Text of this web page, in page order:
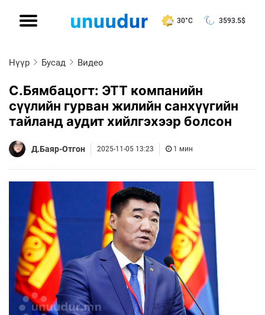
30°C 3593.5$
Нүүр Бусад Видео
С.Бямбацогт: ЭТТ компанийн
сүүлийн гурван жилийн санхүүгийн
тайланд аудит хийлгэхээр болсон
Д.Баяр-Отгон 2025-11-05 13:23 1 мин